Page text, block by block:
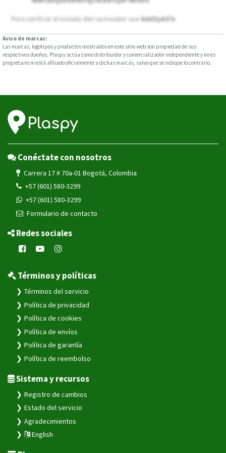
Para verificar el estado del rastreador usekAX3yd27s
Aviso de marcas:
Las marcas, logotipos y productos mostrados en este sitio web son propiedad de sus
respectivos dueños. Plaspy actúa como distribuidor y comercializador independiente y no es
propietario ni está afiliado oficialmente a dichas marcas, salvo que se indique lo contrario.
Conéctate con nosotros
Carrera 17 # 70a-01 Bogotá, Colombia
+57 (601) 580-3299
+57 (601) 580-3299
Formulario de contacto
Redes sociales
Términos y políticas
Términos del servicio
Política de privacidad
Política de cookies
Política de envíos
Política de garantía
Política de reembolso
Sistema y recursos
Registro de cambios
Estado del servicio
Agradecimientos
English